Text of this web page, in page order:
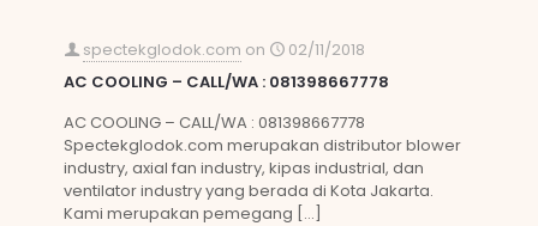
spectekglodok.com on
02/11/2018
AC COOLING – CALL/WA : 081398667778
AC COOLING – CALL/WA : 081398667778
Spectekglodok.com merupakan distributor blower
industry, axial fan industry, kipas industrial, dan
ventilator industry yang berada di Kota Jakarta.
Kami merupakan pemegang […]